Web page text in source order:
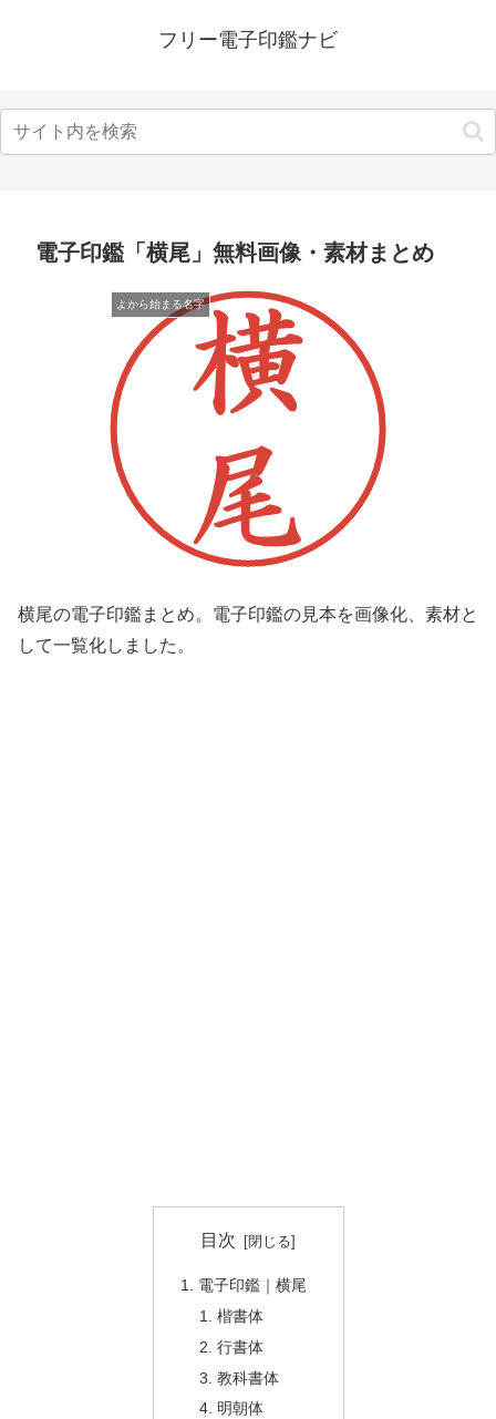
フリー電子印鑑ナビ
電子印鑑「横尾」無料画像・素材まとめ
よから始まる名字
横尾の電子印鑑まとめ。電子印鑑の見本を画像化、素材と
して一覧化しました。
目次
電子印鑑｜横尾
楷書体
行書体
教科書体
明朝体